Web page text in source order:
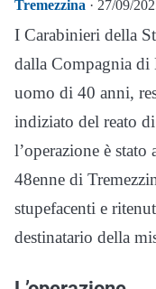
Tremezzina · 27/09/
I Carabinieri della
dalla Compagnia di
uomo di 40 anni,
indiziato del reato
l’operazione è stato
48enne di
stupefacenti e
destinatario della